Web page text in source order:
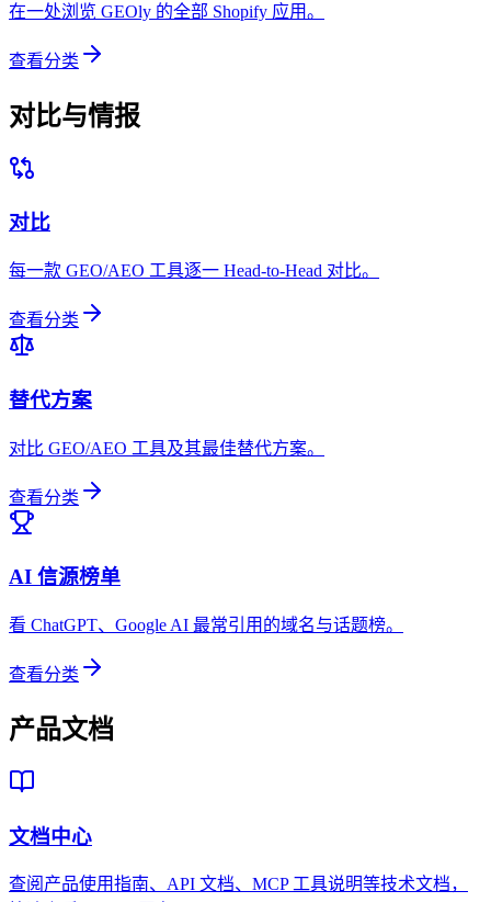
在一处浏览 GEOly 的全部 Shopify 应用。
查看分类
对比与情报
对比
每一款 GEO/AEO 工具逐一 Head-to-Head 对比。
查看分类
替代方案
对比 GEO/AEO 工具及其最佳替代方案。
查看分类
AI 信源榜单
看 ChatGPT、Google AI 最常引用的域名与话题榜。
查看分类
产品文档
文档中心
查阅产品使用指南、API 文档、MCP 工具说明等技术文档，